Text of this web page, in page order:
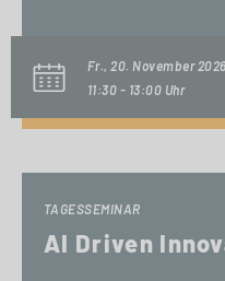
Fr., 20. November 2026
11:30 - 13:00 Uhr
TAGESSEMINAR
AI Driven